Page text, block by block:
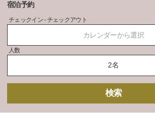
宿泊予約
チェックイン - チェックアウト
カレンダーから選択
人数
検索